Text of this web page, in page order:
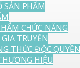
SẢN PHẨM
CHỨC NĂNG
TRUYỀN
THỨC ĐỘC QUYỀN
HIỆU